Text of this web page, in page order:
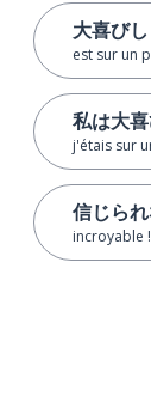
大喜び
est sur un
私は大
j'étais sur
信じられ
incroyable !